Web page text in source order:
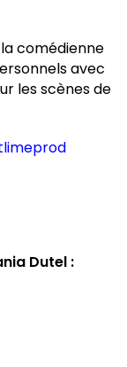
la comédienne
avec
les scènes de
Dutel :